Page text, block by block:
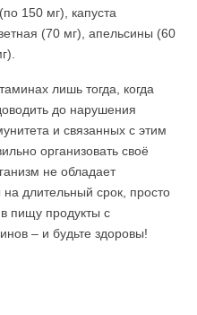
150 мг), капуста
(70 мг), апельсины (60
лишь тогда, когда
до нарушения
и связанных с этим
организовать своё
не обладает
длительный срок, просто
пищу продукты с
– и будьте здоровы!